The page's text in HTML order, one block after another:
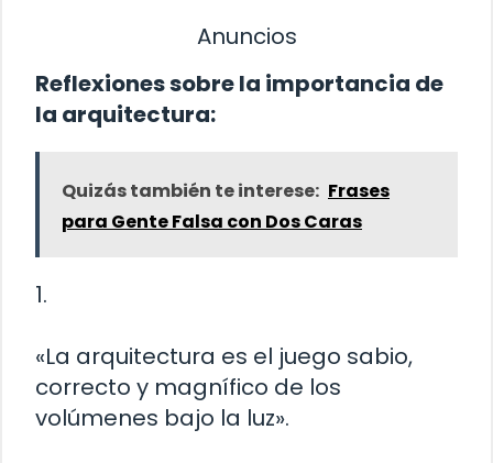
Anuncios
Reflexiones sobre la importancia de
la arquitectura:
Quizás también te interese: Frases
para Gente Falsa con Dos Caras
1.
«La arquitectura es el juego sabio,
correcto y magnífico de los
volúmenes bajo la luz».